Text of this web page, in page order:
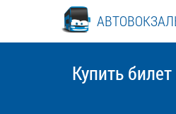
Купить билет